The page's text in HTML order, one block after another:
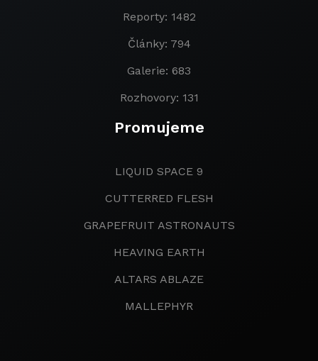
Reporty: 1482
Články: 794
Galerie: 683
Rozhovory: 131
Promujeme
LIQUID SPACE 9
CUTTERRED FLESH
GRAPEFRUIT ASTRONAUTS
HEAVING EARTH
ALTARS ABLAZE
MALLEPHYR